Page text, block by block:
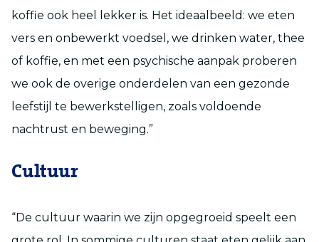
koffie ook heel lekker is. Het ideaalbeeld: we eten
vers en onbewerkt voedsel, we drinken water, thee
of koffie, en met een psychische aanpak proberen
we ook de overige onderdelen van een gezonde
leefstijl te bewerkstelligen, zoals voldoende
nachtrust en beweging.”
Cultuur
“De cultuur waarin we zijn opgegroeid speelt een